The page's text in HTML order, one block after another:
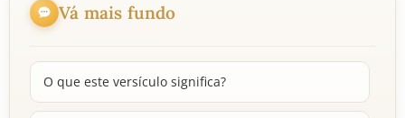
Vá mais fundo
O que este versículo significa?